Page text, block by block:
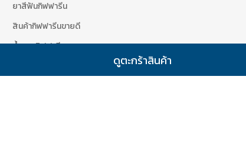
ยาสีฟันกิฟฟารีน
สินค้ากิฟฟารีนขายดี
น้ำหอมกิฟฟารีน
ดูตะกร้าสินค้า